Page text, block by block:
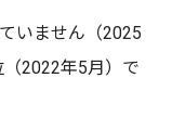
いません（2025
2022年5月）で